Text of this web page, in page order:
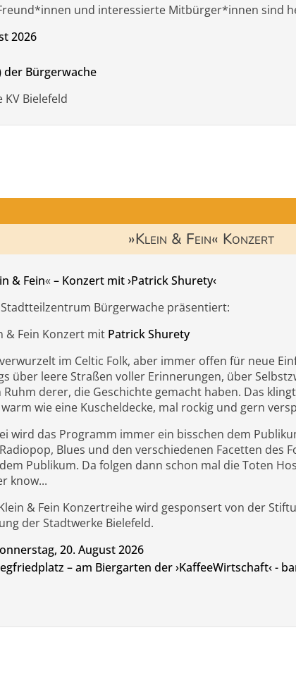
und interessierte Mitbürger*innen sind
2026
der Bürgerwache
Bielefeld
»Klein & Fein« Konzert
& Fein« – Konzert mit›Patrick Shurety‹
Stadtteilzentrum Bürgerwache präsentiert:
& Fein Konzert mit Patrick Shurety
im Celtic Folk, aber immer offen für neue
über leere Straßen voller Erinnerungen, über
Ruhm derer, die Geschichte gemacht haben. Das
wie eine Kuscheldecke, mal rockig und gern
wird das Programm immer ein bisschen dem
Blues und den verschiedenen Facetten des
Publikum. Da folgen dann schon mal die Toten
know...
& Fein Konzertreihe wird gesponsert von der
der Stadtwerke Bielefeld.
20. August 2026
– am Biergarten der ›KaffeeWirtschaft‹ -